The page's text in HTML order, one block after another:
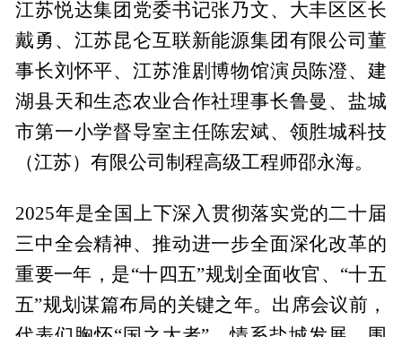
江苏悦达集团党委书记张乃文、大丰区区长
戴勇、江苏昆仑互联新能源集团有限公司董
事长刘怀平、江苏淮剧博物馆演员陈澄、建
湖县天和生态农业合作社理事长鲁曼、盐城
市第一小学督导室主任陈宏斌、领胜城科技
（江苏）有限公司制程高级工程师邵永海。
2025年是全国上下深入贯彻落实党的二十届
三中全会精神、推动进一步全面深化改革的
重要一年，是“十四五”规划全面收官、“十五
五”规划谋篇布局的关键之年。出席会议前，